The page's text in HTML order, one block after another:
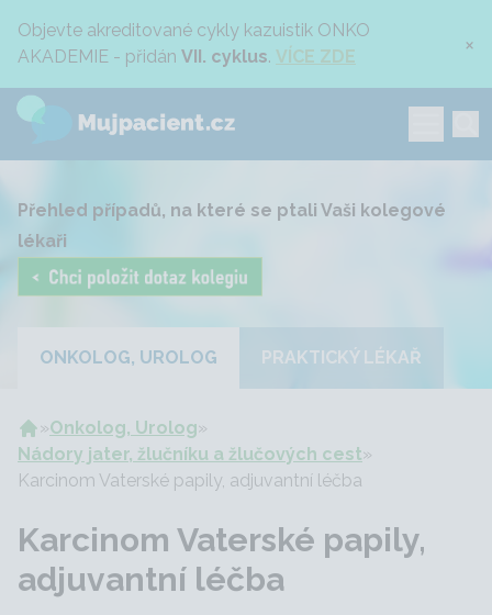
Objevte akreditované cykly kazuistik ONKO
AKADEMIE - přidán VII. cyklus. VÍCE ZDE ×
Přehled případů, na které se ptali Vaši kolegové
lékaři
ONKOLOG, UROLOG PRAKTICKÝ LÉKAŘ
»Onkolog, Urolog»
Nádory jater, žlučníku a žlučových cest»
Karcinom Vaterské papily, adjuvantní léčba
Karcinom Vaterské papily,
adjuvantní léčba